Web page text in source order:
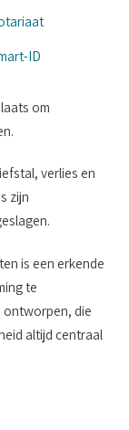
ID
om
verlies en
zijn
is een erkende
te
ontworpen, die
altijd centraal